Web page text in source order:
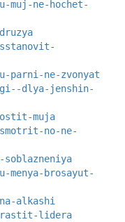
muj-ne-hochet-
parni-ne-zvonyat
dlya-jenshin-
muja
no-ne-
menya-brosayut-
alkashi
lidera